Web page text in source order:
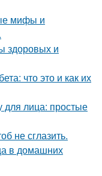
мифы и
здоровых и
что это и как их
для лица: простые
не сглазить.
в домашних